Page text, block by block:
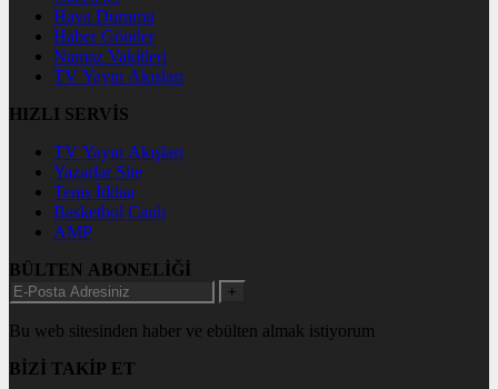
Hava Durumu
Haber Gönder
Namaz Vakitleri
TV Yayın Akışları
HIZLI SERVİS
TV Yayın Akışları
Yazarlar Site
Tenis İddaa
Basketbol Canlı
AMP
BÜLTEN ABONELİĞİ
+
Bu web sitesinden haber ve ebülten almak istiyorum
BİZİ TAKİP ET